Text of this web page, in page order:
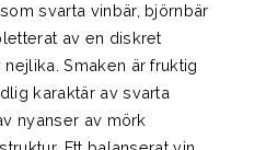
svarta vinbär, björnbär
av en diskret
Smaken är fruktig
karaktär av svarta
nyanser av mörk